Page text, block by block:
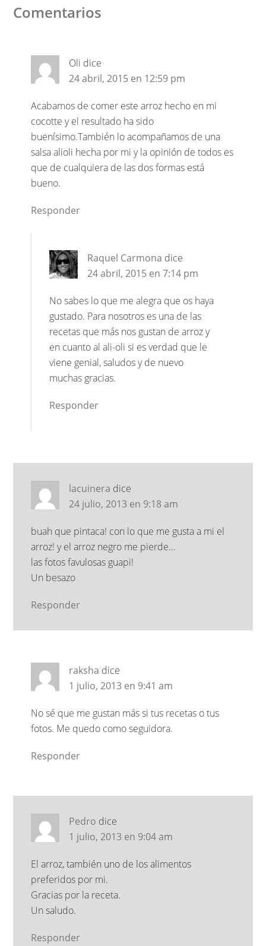
Comentarios
Oli dice
24 abril, 2015 en 12:59 pm
Acabamos de comer este arroz hecho en mi
cocotte y el resultado ha sido
buenísimo.También lo acompañamos de una
salsa alioli hecha por mi y la opinión de todos es
que de cualquiera de las dos formas está
bueno.
Responder
Raquel Carmona dice
24 abril, 2015 en 7:14 pm
No sabes lo que me alegra que os haya
gustado. Para nosotros es una de las
recetas que más nos gustan de arroz y
en cuanto al ali-oli si es verdad que le
viene genial, saludos y de nuevo
muchas gracias.
Responder
lacuinera dice
24 julio, 2013 en 9:18 am
buah que pintaca! con lo que me gusta a mi el
arroz! y el arroz negro me pierde…
las fotos favulosas guapi!
Un besazo
Responder
raksha dice
1 julio, 2013 en 9:41 am
No sé que me gustan más si tus recetas o tus
fotos. Me quedo como seguidora.
Responder
Pedro dice
1 julio, 2013 en 9:04 am
El arroz, también uno de los alimentos
preferidos por mi.
Gracias por la receta.
Un saludo.
Responder